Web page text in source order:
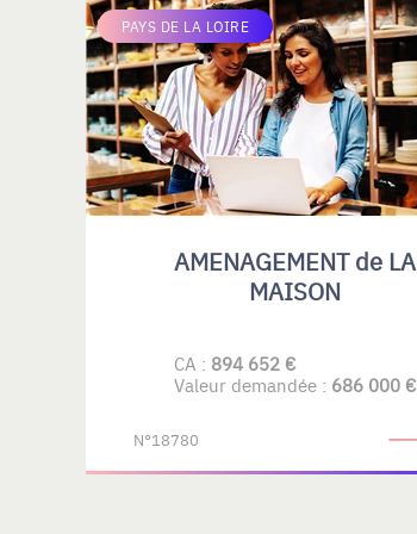
PAYS DE LA LOIRE
AMENAGEMENT de LA
MAISON
CA : 894 652 €
Valeur demandée : 686 000 €
N°18780